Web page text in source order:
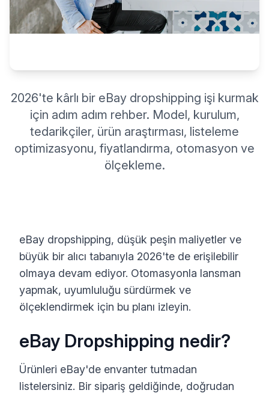
2026'te kârlı bir eBay dropshipping işi kurmak
için adım adım rehber. Model, kurulum,
tedarikçiler, ürün araştırması, listeleme
optimizasyonu, fiyatlandırma, otomasyon ve
ölçekleme.
eBay dropshipping, düşük peşin maliyetler ve
büyük bir alıcı tabanıyla 2026'te de erişilebilir
olmaya devam ediyor. Otomasyonla lansman
yapmak, uyumluluğu sürdürmek ve
ölçeklendirmek için bu planı izleyin.
eBay Dropshipping nedir?
Ürünleri eBay'de envanter tutmadan
listelersiniz. Bir sipariş geldiğinde, doğrudan